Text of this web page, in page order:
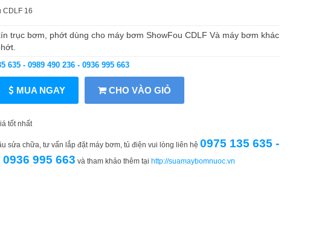
CDLF 16
trục bơm, phớt dùng cho máy bơm ShowFou CDLF Và máy bơm khác
635 - 0989 490 236 - 0936 995 663
MUA NGAY CHO VÀO GIỎ
tốt nhất
sửa chữa, tư vấn lắp đặt máy bơm, tủ điện vui lòng liên hệ 0975 135 635 -
995 663 và tham khảo thêm tại http://suamaybomnuoc.vn